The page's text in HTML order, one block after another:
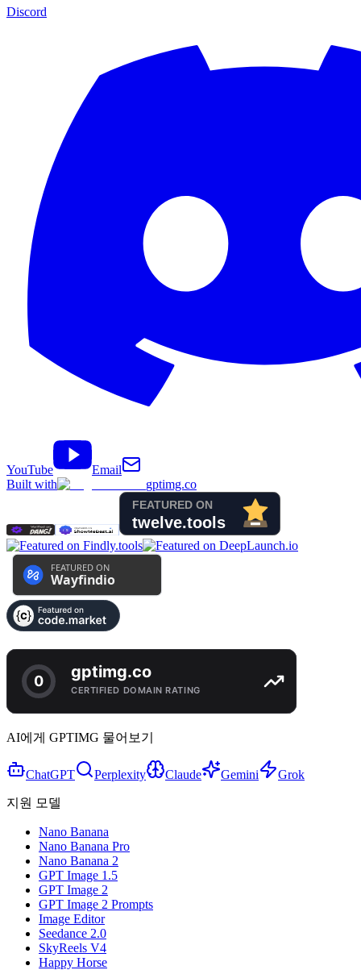
Discord
YouTube
Email
Built with
gptimg.co
AI에게 GPTIMG 물어보기
ChatGPT Perplexity Claude Gemini Grok
지원 모델
Nano Banana
Nano Banana Pro
Nano Banana 2
GPT Image 1.5
GPT Image 2
GPT Image 2 Prompts
Image Editor
Seedance 2.0
SkyReels V4
Happy Horse